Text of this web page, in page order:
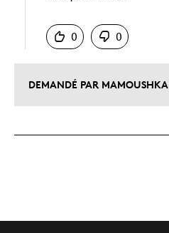
DEMANDÉ PAR MAMOUSHKA
0
0